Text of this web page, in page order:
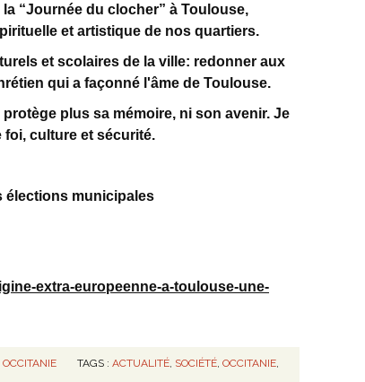
“Journée du clocher” à Toulouse,
et artistique de nos quartiers.
et scolaires de la ville: redonner aux
qui a façonné l'âme de Toulouse.
plus sa mémoire, ni son avenir. Je
foi, culture et sécurité.
élections municipales
extra-europeenne-a-toulouse-une-
OCCITANIE TAGS :ACTUALITÉ, SOCIÉTÉ,OCCITANIE,